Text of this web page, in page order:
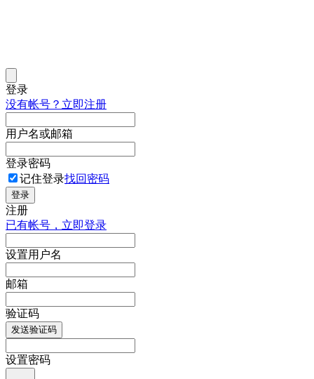
登录
没有帐号？立即注册
用户名或邮箱
登录密码
记住登录找回密码
登录
注册
已有帐号，立即登录
设置用户名
邮箱
验证码
发送验证码
设置密码